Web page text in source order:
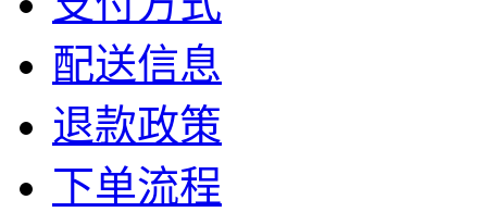
配送信息
退款政策
下单流程